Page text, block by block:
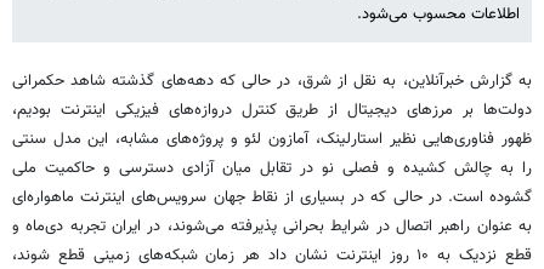
اطلاعات محسوب می‌شود.
به گزارش خبرآنلاین، به نقل از شرق، در حالی که دهه‌های گذشته شاهد حکمرانی
دولت‌ها بر مرزهای دیجیتال از طریق کنترل دروازه‌های فیزیکی اینترنت بودیم،
ظهور فناوری‌هایی نظیر استارلینک، آمازون لئو و پروژه‌های مشابه، این مدل سنتی
را به چالش کشیده و فصلی نو در تقابل میان آزادی دسترسی و حاکمیت ملی
گشوده است. در حالی که در بسیاری از نقاط جهان سرویس‌های اینترنت ماهواره‌ای
به‌ عنوان راهبر اتصال در شرایط بحرانی پذیرفته می‌شوند، در ایران تجربه دی‌ماه و
قطع نزدیک به ۱۰ روز اینترنت نشان داد هر زمان شبکه‌های زمینی قطع شوند،